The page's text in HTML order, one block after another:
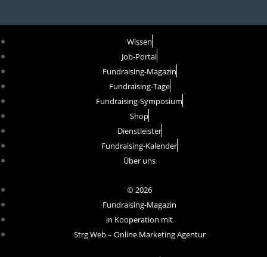
Wissen
Job-Portal
Fundraising-Magazin
Fundraising-Tage
Fundraising-Symposium
Shop
Dienstleister
Fundraising-Kalender
Über uns
© 2026
Fundraising-Magazin
in Kooperation mit
Strg Web – Online Marketing Agentur